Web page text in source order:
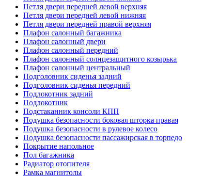
Петля двери передней левой верхняя
Петля двери передней левой нижняя
Петля двери передней правой верхняя
Плафон салонный багажника
Плафон салонный двери
Плафон салонный передний
Плафон салонный солнцезащитного козырька
Плафон салонный центральный
Подголовник сиденья задний
Подголовник сиденья передний
Подлокотник задний
Подлокотник
Подстаканник консоли КПП
Подушка безопасности боковая шторка правая
Подушка безопасности в рулевое колесо
Подушка безопасности пассажирская в торпедо
Покрытие напольное
Пол багажника
Радиатор отопителя
Рамка магнитолы